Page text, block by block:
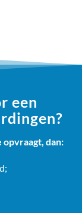
een
dan: